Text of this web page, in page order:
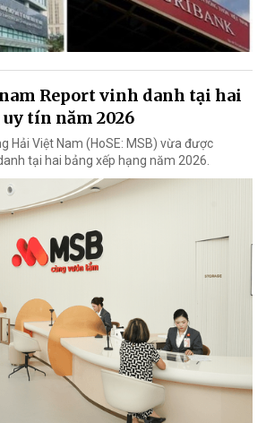
Report vinh danh tại hai
tín năm 2026
Hải Việt Nam (HoSE: MSB) vừa được
tại hai bảng xếp hạng năm 2026.